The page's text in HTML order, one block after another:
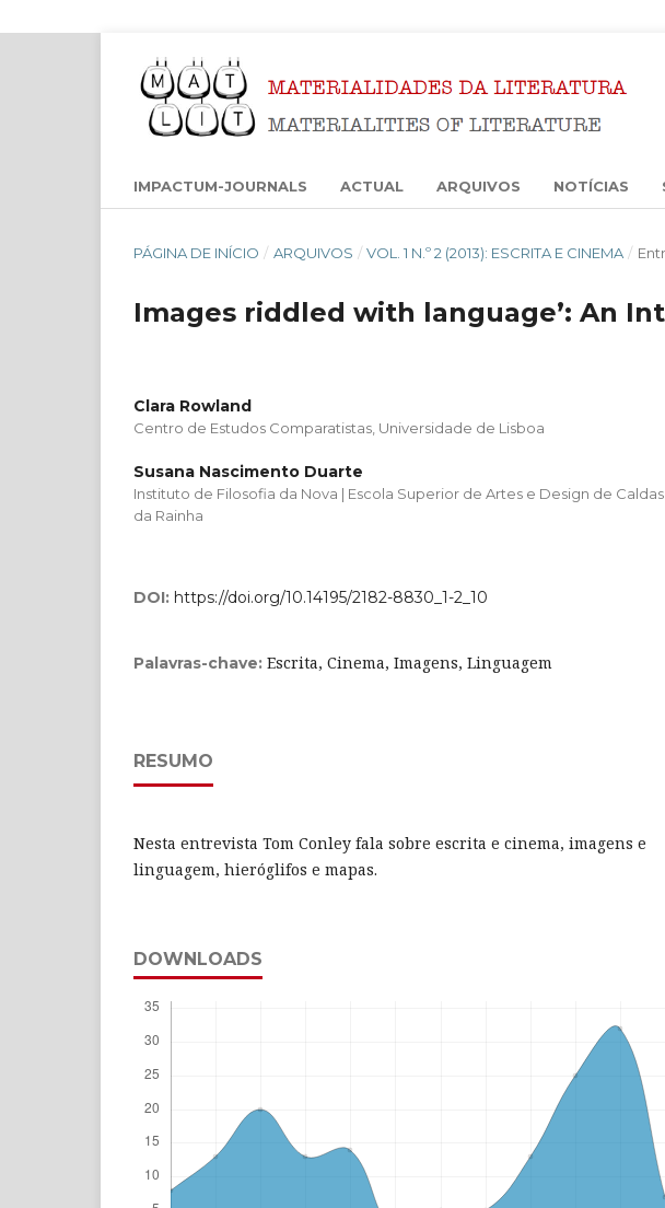
IMPACTUM-JOURNALS ACTUAL ARQUIVOS NOTÍCIAS
PÁGINA DE INÍCIO / ARQUIVOS / VOL. 1 N.º 2 (2013): ESCRITA E CINEMA /
Images riddled with language’: An
Clara Rowland
Centro de Estudos Comparatistas, Universidade de Lisboa
Susana Nascimento Duarte
Instituto de Filosofia da Nova | Escola Superior de Artes e Design de Caldas
da Rainha
DOI: https://doi.org/10.14195/2182-8830_1-2_10
Palavras-chave: Escrita, Cinema, Imagens, Linguagem
RESUMO
Nesta entrevista Tom Conley fala sobre escrita e cinema, imagens e
linguagem, hieróglifos e mapas.
DOWNLOADS